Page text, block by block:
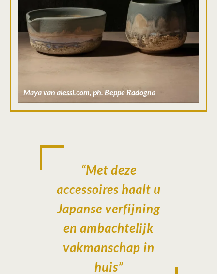
Maya van alessi.com, ph. Beppe Radogna
“Met deze
accessoires haalt u
Japanse verfijning
en ambachtelijk
vakmanschap in
huis”